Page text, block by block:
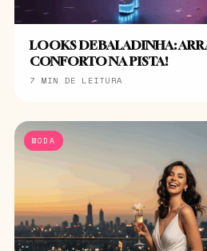
LOOKS DE BALADINHA:
CONFORTO NA PISTA!
7 MIN DE LEITURA
MODA